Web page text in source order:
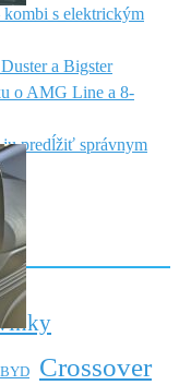
s elektrickým
a Bigster
o AMG Line a 8-
predĺžiť správnym
BYD Crossover